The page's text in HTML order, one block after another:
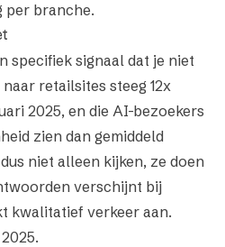
per branche.
specifiek signaal dat je niet
retailsites steeg 12x
2025, en die AI-bezoekers
zien dan gemiddeld
niet alleen kijken, ze doen
verschijnt bij
kwalitatief verkeer aan.
2025.